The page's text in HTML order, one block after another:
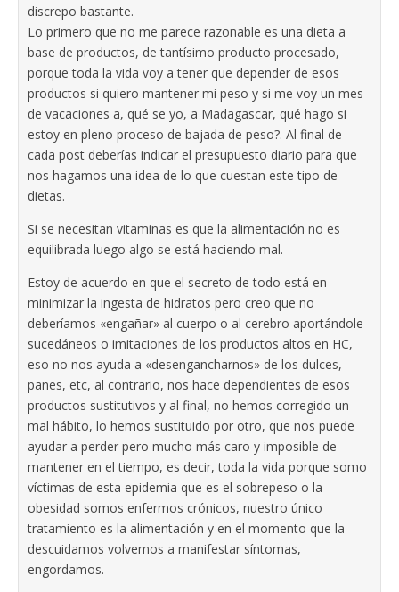
discrepo bastante.
Lo primero que no me parece razonable es una dieta a
base de productos, de tantísimo producto procesado,
porque toda la vida voy a tener que depender de esos
productos si quiero mantener mi peso y si me voy un mes
de vacaciones a, qué se yo, a Madagascar, qué hago si
estoy en pleno proceso de bajada de peso?. Al final de
cada post deberías indicar el presupuesto diario para que
nos hagamos una idea de lo que cuestan este tipo de
dietas.
Si se necesitan vitaminas es que la alimentación no es
equilibrada luego algo se está haciendo mal.
Estoy de acuerdo en que el secreto de todo está en
minimizar la ingesta de hidratos pero creo que no
deberíamos «engañar» al cuerpo o al cerebro aportándole
sucedáneos o imitaciones de los productos altos en HC,
eso no nos ayuda a «desengancharnos» de los dulces,
panes, etc, al contrario, nos hace dependientes de esos
productos sustitutivos y al final, no hemos corregido un
mal hábito, lo hemos sustituido por otro, que nos puede
ayudar a perder pero mucho más caro y imposible de
mantener en el tiempo, es decir, toda la vida porque somo
víctimas de esta epidemia que es el sobrepeso o la
obesidad somos enfermos crónicos, nuestro único
tratamiento es la alimentación y en el momento que la
descuidamos volvemos a manifestar síntomas,
engordamos.